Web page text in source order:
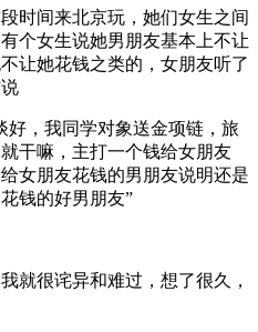
时间来北京玩，她们女生之间
个女生说她男朋友基本上不让
让她花钱之类的，女朋友听了
好，我同学对象送金项链，旅
干嘛，主打一个钱给女朋友
女朋友花钱的男朋友说明还是
钱的好男朋友”
就很诧异和难过，想了很久，